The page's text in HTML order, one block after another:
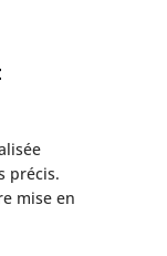
précis.
mise en